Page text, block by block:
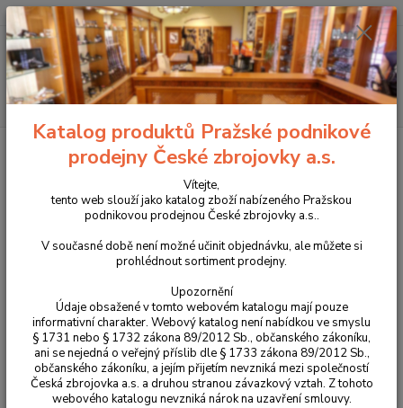
Menu
Hledat
+420 225 375 800
Obranné prostředky Teleskopické obušky
ESP kalený, černý 21"
Teleskopický obušek ESP kalený,
černý 21"
Katalog produktů Pražské podnikové
prodejny České zbrojovky a.s.
Vítejte,
tento web slouží jako katalog zboží nabízeného Pražskou
podnikovou prodejnou České zbrojovky a.s..
V současné době není možné učinit objednávku, ale můžete si
prohlédnout sortiment prodejny.
Upozornění
Údaje obsažené v tomto webovém katalogu mají pouze
informativní charakter. Webový katalog není nabídkou ve smyslu
§ 1731 nebo § 1732 zákona 89/2012 Sb., občanského zákoníku,
ani se nejedná o veřejný příslib dle § 1733 zákona 89/2012 Sb.,
občanského zákoníku, a jejím přijetím nevzniká mezi společností
Česká zbrojovka a.s. a druhou stranou závazkový vztah. Z tohoto
webového katalogu nevzniká nárok na uzavření smlouvy.